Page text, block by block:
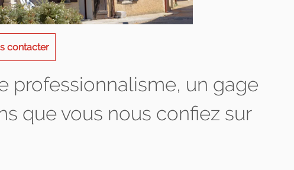
contacter
professionnalisme, un gage
que vous nous confiez sur